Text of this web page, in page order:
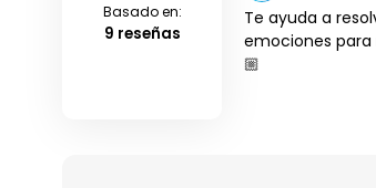
Basado en:
9 reseñas
Te ayuda a
emociones
🏼